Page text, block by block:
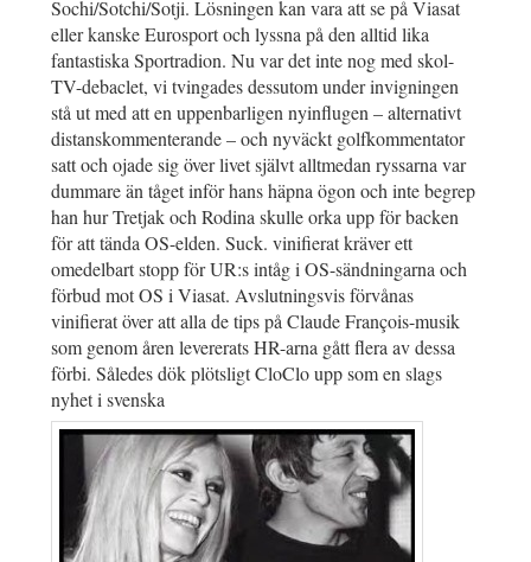
Sochi/Sotchi/Sotji. Lösningen kan vara att se på Viasat
eller kanske Eurosport och lyssna på den alltid lika
fantastiska Sportradion. Nu var det inte nog med skol-
TV-debaclet, vi tvingades dessutom under invigningen
stå ut med att en uppenbarligen nyinflugen – alternativt
distanskommenterande – och nyväckt golfkommentator
satt och ojade sig över livet självt alltmedan ryssarna var
dummare än tåget inför hans häpna ögon och inte begrep
han hur Tretjak och Rodina skulle orka upp för backen
för att tända OS-elden. Suck. vinifierat kräver ett
omedelbart stopp för UR:s intåg i OS-sändningarna och
förbud mot OS i Viasat. Avslutningsvis förvånas
vinifierat över att alla de tips på Claude François-musik
som genom åren levererats HR-arna gått flera av dessa
förbi. Således dök plötsligt CloClo upp som en slags
nyhet i svenska